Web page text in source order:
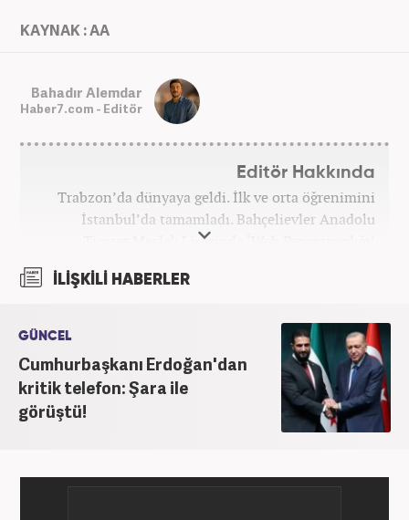
KAYNAK : AA
Bahadır Alemdar
Haber7.com - Editör
Editör Hakkında
Trabzon’da dünyaya geldi. İlk ve orta öğrenimini
İstanbul’da tamamladı. Bahçelievler Anadolu
Ticaret Meslek Lisesinde ‘Web Programcılığı’
Atatürk Üniversitesinde ‘Yeni Medya ve Gazetecilik’
2011 yılında attı. 13 yıllık profesyonel meslek
hayatında SEO içerik ve muhabirlik de dahil olmak
üzere ağırlıklı olarak gündem, dünya, ekonomi, spor
ve teknoloji kategorilerinde birçok haber ve
röportaja imza atarak galeri ve video hazırladı.
Bahadır Alemdar, meslek hayatına Haber7.com'da
İLİŞKİLİ HABERLER
GÜNCEL
Cumhurbaşkanı Erdoğan'dan
kritik telefon: Şara ile
görüştü!